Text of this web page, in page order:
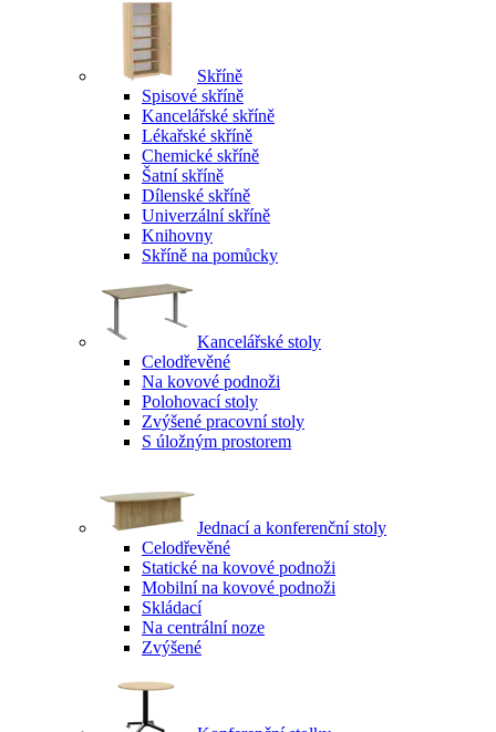
Skříně
Spisové skříně
Kancelářské skříně
Lékařské skříně
Chemické skříně
Šatní skříně
Dílenské skříně
Univerzální skříně
Knihovny
Skříně na pomůcky
Kancelářské stoly
Celodřevěné
Na kovové podnoži
Polohovací stoly
Zvýšené pracovní stoly
S úložným prostorem
Jednací a konferenční stoly
Celodřevěné
Statické na kovové podnoži
Mobilní na kovové podnoži
Skládací
Na centrální noze
Zvýšené